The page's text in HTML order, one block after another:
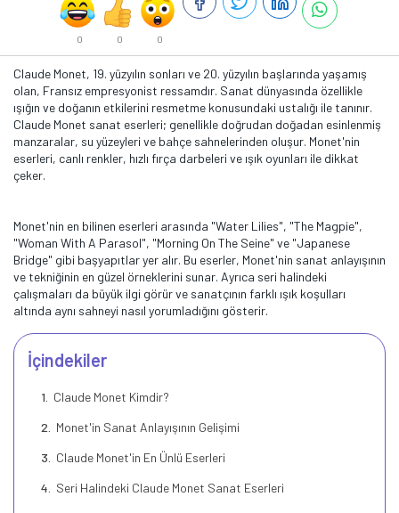
0 0 0
Claude Monet, 19. yüzyılın sonları ve 20. yüzyılın başlarında yaşamış
olan, Fransız empresyonist ressamdır. Sanat dünyasında özellikle
ışığın ve doğanın etkilerini resmetme konusundaki ustalığı ile tanınır.
Claude Monet sanat eserleri; genellikle doğrudan doğadan esinlenmiş
manzaralar, su yüzeyleri ve bahçe sahnelerinden oluşur. Monet'nin
eserleri, canlı renkler, hızlı fırça darbeleri ve ışık oyunları ile dikkat
çeker.
Monet'nin en bilinen eserleri arasında "Water Lilies", "The Magpie",
"Woman With A Parasol", "Morning On The Seine" ve "Japanese
Bridge" gibi başyapıtlar yer alır. Bu eserler, Monet'nin sanat anlayışının
ve tekniğinin en güzel örneklerini sunar. Ayrıca seri halindeki
çalışmaları da büyük ilgi görür ve sanatçının farklı ışık koşulları
altında aynı sahneyi nasıl yorumladığını gösterir.
İçindekiler
Claude Monet Kimdir?
Monet'in Sanat Anlayışının Gelişimi
Claude Monet'in En Ünlü Eserleri
Seri Halindeki Claude Monet Sanat Eserleri